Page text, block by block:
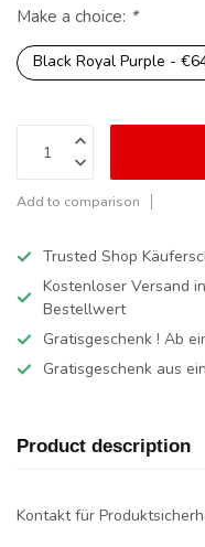
Make a choice: *
Black Royal Purple -
Add to comparison
Trusted Shop
Kostenloser Versand
Bestellwert
Gratisgeschenk ! Ab
Gratisgeschenk aus
Product description
Kontakt für